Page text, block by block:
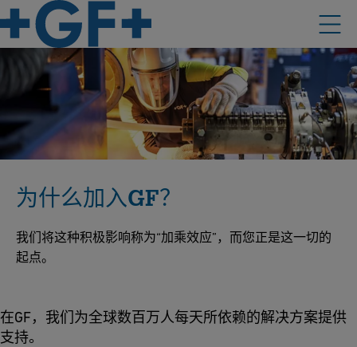
为什么加入GF？
我们将这种积极影响称为“加乘效应”，而您正是这一切的
起点。
在GF，我们为全球数百万人每天所依赖的解决方案提供
支持。